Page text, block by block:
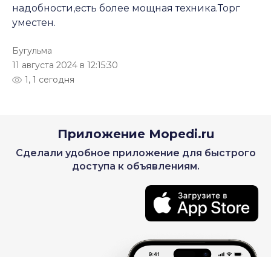
надобности,есть более мощная техника.Торг
уместен.
Бугульма
11 августа 2024 в 12:15:30
1, 1 сегодня
Приложение Mopedi.ru
Сделали удобное приложение для быстрого
доступа к объявлениям.